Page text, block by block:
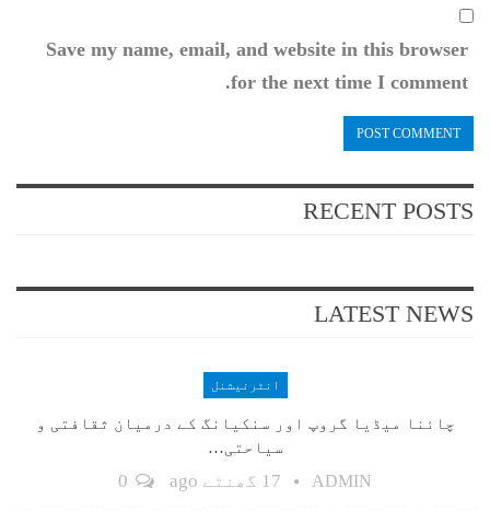
Save my name, email, and website in this browser
for the next time I comment.
RECENT POSTS
LATEST NEWS
انٹرنیشنل
چائنا میڈیا گروپ اور سنکیانگ کے درمیان ثقافتی و
سیاحتی…
ADMIN 17 گھنٹے ago